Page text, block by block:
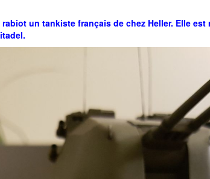
un tankiste français de chez Heller. Elle